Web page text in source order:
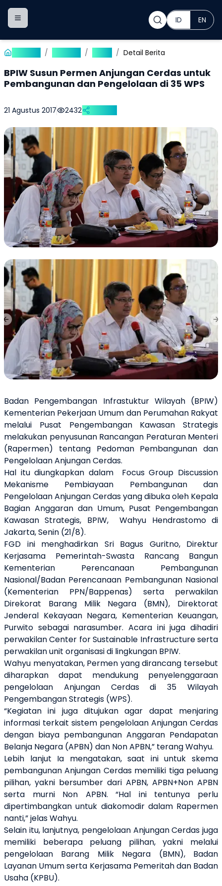
Toggle navigation menu ID EN
/ / / Detail Berita
BPIW Susun Permen Anjungan Cerdas untuk
Pembangunan dan Pengelolaan di 35 WPS
21 Agustus 2017 2432
Previous slide
Badan Pengembangan Infrastuktur Wilayah (BPIW)
Kementerian Pekerjaan Umum dan Perumahan Rakyat
melalui Pusat Pengembangan Kawasan Strategis
melakukan penyusunan Rancangan Peraturan Menteri
(Rapermen) tentang Pedoman Pembangunan dan
Pengelolaan Anjungan Cerdas.
Hal itu diungkapkan dalam Focus Group Discussion
Mekanisme Pembiayaan Pembangunan dan
Pengelolaan Anjungan Cerdas yang dibuka oleh Kepala
Bagian Anggaran dan Umum, Pusat Pengembangan
Kawasan Strategis, BPIW, Wahyu Hendrastomo di
Jakarta, Senin (21/8).
FGD ini menghadirkan Sri Bagus Guritno, Direktur
Kerjasama Pemerintah-Swasta Rancang Bangun
Kementerian Perencanaan Pembangunan
Nasional/Badan Perencanaan Pembangunan Nasional
(Kementerian PPN/Bappenas) serta perwakilan
Direkorat Barang Milik Negara (BMN), Direktorat
Jenderal Kekayaan Negara, Kementerian Keuangan,
Purwito sebagai narasumber. Acara ini juga dihadiri
perwakilan Center for Sustainable Infrastructure serta
perwakilan unit organisasi di lingkungan BPIW.
Wahyu menyatakan, Permen yang dirancang tersebut
diharapkan dapat mendukung penyelenggaraan
pengelolaan Anjungan Cerdas di 35 Wilayah
Pengembangan Strategis (WPS).
“Kegiatan ini juga ditujukan agar dapat menjaring
informasi terkait sistem pengelolaan Anjungan Cerdas
dengan biaya pembangunan Anggaran Pendapatan
Belanja Negara (APBN) dan Non APBN,” terang Wahyu.
Lebih lanjut Ia mengatakan, saat ini untuk skema
pembangunan Anjungan Cerdas memiliki tiga peluang
pilihan, yakni bersumber dari APBN, APBN+Non APBN
serta murni Non APBN. “Hal ini tentunya perlu
dipertimbangkan untuk diakomodir dalam Rapermen
nanti,” jelas Wahyu.
Selain itu, lanjutnya, pengelolaan Anjungan Cerdas juga
memiliki beberapa peluang pilihan, yakni melalui
pengelolaan Barang Milik Negara (BMN), Badan
Layanan Umum serta Kerjasama Pemeritah dan Badan
Usaha (KPBU).